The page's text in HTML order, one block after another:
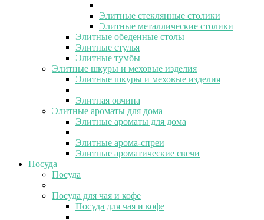
Элитные стеклянные столики
Элитные металлические столики
Элитные обеденные столы
Элитные стулья
Элитные тумбы
Элитные шкуры и меховые изделия
Элитные шкуры и меховые изделия
Элитная овчина
Элитные ароматы для дома
Элитные ароматы для дома
Элитные арома-спреи
Элитные ароматические свечи
Посуда
Посуда
Посуда для чая и кофе
Посуда для чая и кофе